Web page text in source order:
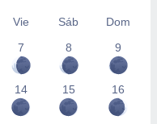
Vie Sáb
Dom
7
8 9
14 15 16